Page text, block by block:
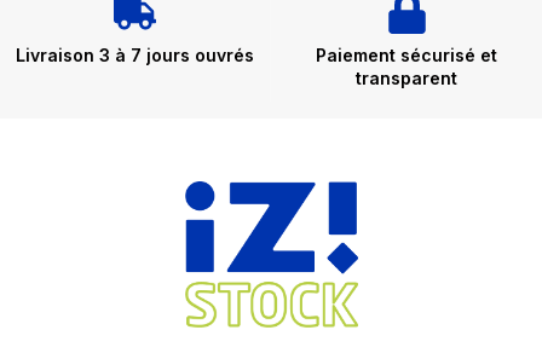
Livraison 3 à 7 jours ouvrés
Paiement sécurisé et
transparent